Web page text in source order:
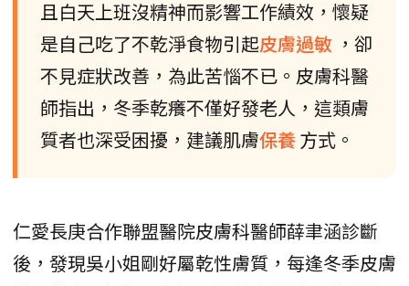
且白天上班沒精神而影響工作績效，懷疑
是自己吃了不乾淨食物引起皮膚過敏 ，卻
不見症狀改善，為此苦惱不已。皮膚科醫
師指出，冬季乾癢不僅好發老人，這類膚
質者也深受困擾，建議肌膚保養方式。
仁愛長庚合作聯盟醫院皮膚科醫師薛聿涵診斷
後，發現吳小姐剛好屬乾性膚質，每逢冬季皮膚